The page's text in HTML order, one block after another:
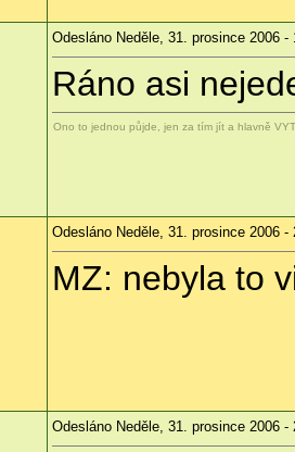
Odesláno Neděle, 31. prosince 2006 -
Ráno asi
Ono to jednou půjde, jen za tím jít a hlavně
Odesláno Neděle, 31. prosince 2006 -
MZ: nebyla to
Odesláno Neděle, 31. prosince 2006 -